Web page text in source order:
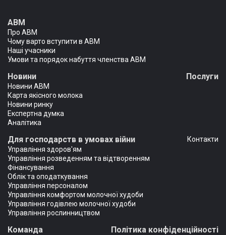
АВМ
Про АВМ
Чому варто вступити в АВМ
Наші учасники
Умови та порядок набуття членства АВМ
Новини
Новини АВМ
Карта якісного молока
Новини ринку
Експертна думка
Аналітика
Послуги
Для господарств в умовах війни
Управління здоров'ям
Управління розведенням та відтворенням
Фінансування
Облік та оподаткування
Управління персоналом
Управління комфортом молочної худоби
Управління годівлею молочної худоби
Управління рослинництвом
Контакти
Команда Політика конфіденційності